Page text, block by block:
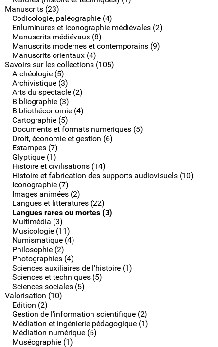
Manuscrits (23)
Codicologie, paléographie (4)
Enluminures et iconographie médiévales (2)
Manuscrits médiévaux (8)
Manuscrits modernes et contemporains (9)
Manuscrits orientaux (4)
Savoirs sur les collections (105)
Archéologie (5)
Archivistique (3)
Arts du spectacle (2)
Bibliographie (3)
Bibliothéconomie (4)
Cartographie (5)
Documents et formats numériques (5)
Droit, économie et gestion (6)
Estampes (7)
Glyptique (1)
Histoire et civilisations (14)
Histoire et fabrication des supports audiovisuels (10)
Iconographie (7)
Images animées (2)
Langues et littératures (22)
Langues rares ou mortes (3)
Multimédia (3)
Musicologie (11)
Numismatique (4)
Philosophie (2)
Photographies (4)
Sciences auxiliaires de l'histoire (1)
Sciences et techniques (5)
Sciences sociales (5)
Valorisation (10)
Edition (2)
Gestion de l'information scientifique (2)
Médiation et ingénierie pédagogique (1)
Médiation numérique (5)
Muséographie (1)